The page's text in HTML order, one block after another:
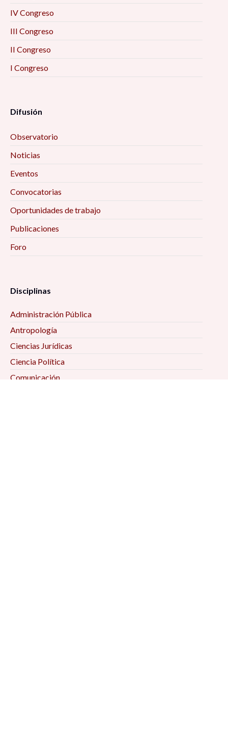
IV Congreso
III Congreso
II Congreso
I Congreso
Difusión
Observatorio
Noticias
Eventos
Convocatorias
Oportunidades de trabajo
Publicaciones
Foro
Disciplinas
Administración Pública
Antropología
Ciencias Jurídicas
Ciencia Política
Comunicación